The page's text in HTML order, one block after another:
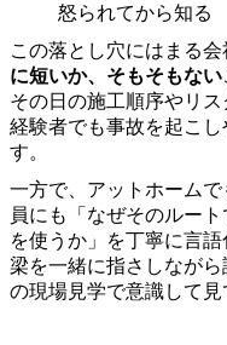
怒られてから知る
この落とし穴にはまる会
に短いか、そもそもない
その日の施工順序やリス
経験者でも事故を起こ
す。
一方で、アットホーム
員にも「なぜそのルー
を使うか」を丁寧に言
梁を一緒に指さしなが
の現場見学で意識して見